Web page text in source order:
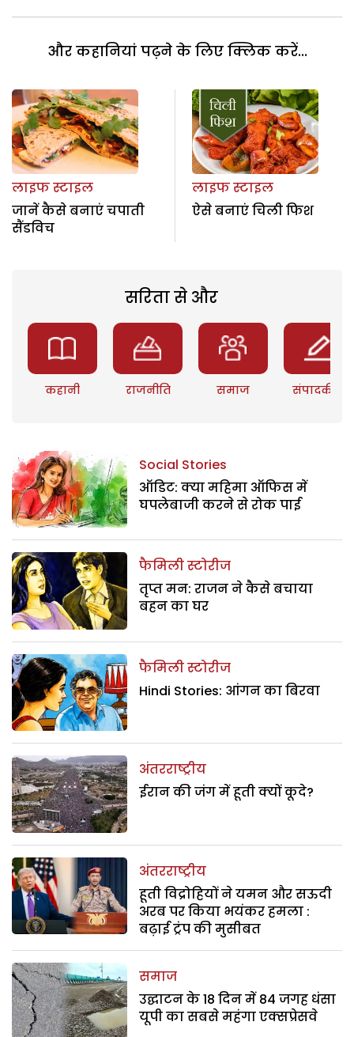
और कहानियां पढ़ने के लिए क्लिक करें...
लाइफ स्टाइल
जानें कैसे बनाएं चपाती
सैंडविच
लाइफ स्टाइल
ऐसे बनाएं चिली फिश
सरिता से और
कहानी राजनीति समाज संपादकीय
Social Stories
ऑडिट: क्या महिमा ऑफिस में
घपलेबाजी करने से रोक पाई
फैमिली स्टोरीज
तृप्त मन: राजन ने कैसे बचाया
बहन का घर
फैमिली स्टोरीज
Hindi Stories: आंगन का बिरवा
अंतरराष्ट्रीय
ईरान की जंग में हूती क्यों कूदे?
अंतरराष्ट्रीय
हूती विद्रोहियों ने यमन और सऊदी
अरब पर किया भयंकर हमला :
बढ़ाई ट्रंप की मुसीबत
समाज
उद्घाटन के 18 दिन में 84 जगह धंसा
यूपी का सबसे महंगा एक्सप्रेसवे